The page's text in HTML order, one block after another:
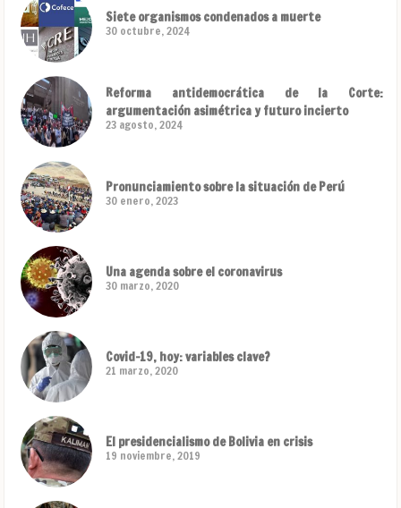
Siete organismos condenados a muerte
30 octubre, 2024
Reforma antidemocrática de la Corte:
argumentación asimétrica y futuro incierto
23 agosto, 2024
Pronunciamiento sobre la situación de Perú
30 enero, 2023
Una agenda sobre el coronavirus
30 marzo, 2020
Covid-19, hoy: variables clave?
21 marzo, 2020
El presidencialismo de Bolivia en crisis
19 noviembre, 2019